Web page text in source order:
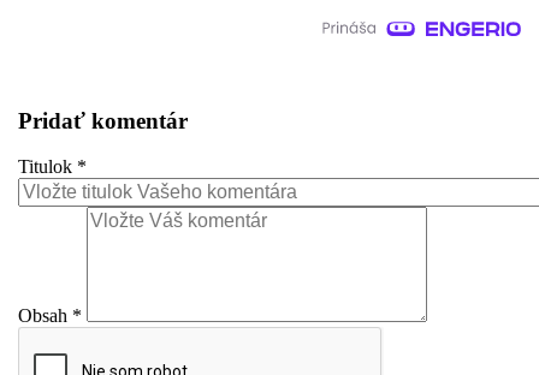
Pridať komentár
Titulok *
Obsah *